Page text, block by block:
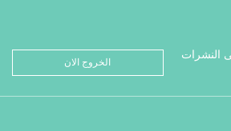
النشرات
الخروج الان